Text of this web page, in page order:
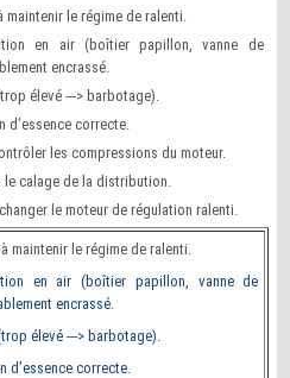
maintenir le régime de ralenti.
en air (boîtier papillon, vanne de
encrassé.
élevé ---> barbotage).
d’essence correcte.
les compressions du moteur.
le calage de la distribution.
le moteur de régulation ralenti.
maintenir le régime de ralenti.
en air (boîtier papillon, vanne de
encrassé.
élevé ---> barbotage).
d’essence correcte.